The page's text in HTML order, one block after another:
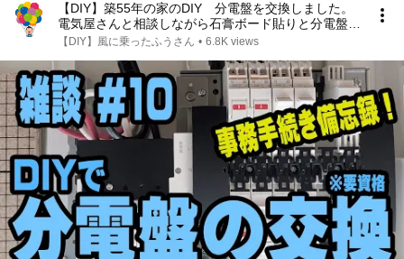
【DIY】築55年の家のDIY 分電盤を交換しました。
電気屋さんと相談しながら石膏ボード貼りと分電盤交
換でスッキリ綺麗になりました！
【DIY】風に乗ったふうさん • 6.8K views